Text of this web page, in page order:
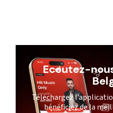
Ecoutez-
Téléchargez
bénéficiez de la